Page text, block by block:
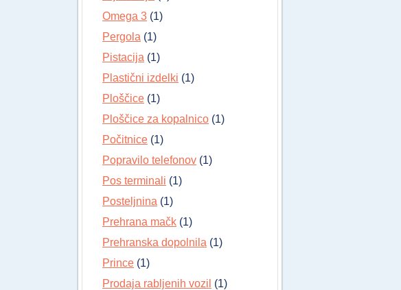
Omega 3 (1)
Pergola (1)
Pistacija (1)
Plastični izdelki (1)
Ploščice (1)
Ploščice za kopalnico (1)
Počitnice (1)
Popravilo telefonov (1)
Pos terminali (1)
Posteljnina (1)
Prehrana mačk (1)
Prehranska dopolnila (1)
Prince (1)
Prodaja rabljenih vozil (1)